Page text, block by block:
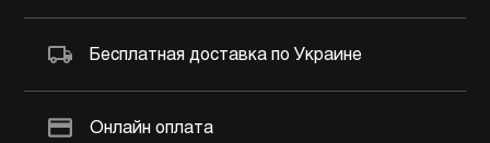
Бесплатная доставка по Украине
Онлайн оплата